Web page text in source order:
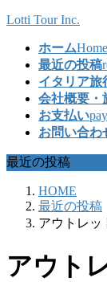
コ
ッ
プ
ナ
移
動
Lotti Tour Inc.
ホームHome
最近の投稿
イタリア旅
会社概要・
お支払い
お問い合わ
最近の投稿
HOME
最近の投稿
アウトレッ
アウト